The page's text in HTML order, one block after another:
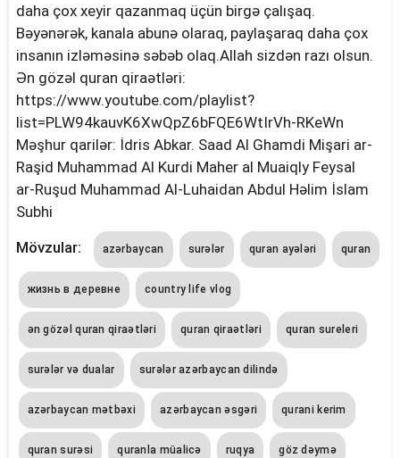
daha çox xeyir qazanmaq üçün birgə çalışaq.
Bəyənərək, kanala abunə olaraq, paylaşaraq daha çox
insanın izləməsinə səbəb olaq.Allah sizdən razı olsun.
Ən gözəl quran qiraətləri:
https://www.youtube.com/playlist?
list=PLW94kauvK6XwQpZ6bFQE6WtIrVh-RKeWn
Məşhur qarilər: İdris Abkar. Saad Al Ghamdi Mişari ar-
Raşid Muhammad Al Kurdi Maher al Muaiqly Feysal
ar-Ruşud Muhammad Al-Luhaidan Abdul Həlim İslam
Subhi
Mövzular: azərbaycan surələr quran ayələri quran
жизнь в деревне country life vlog
ən gözəl quran qiraətləri quran qiraətləri quran sureleri
surələr və dualar surələr azərbaycan dilində
azərbaycan mətbəxi azərbaycan əsgəri qurani kerim
quran surəsi quranla müalicə ruqya göz dəymə